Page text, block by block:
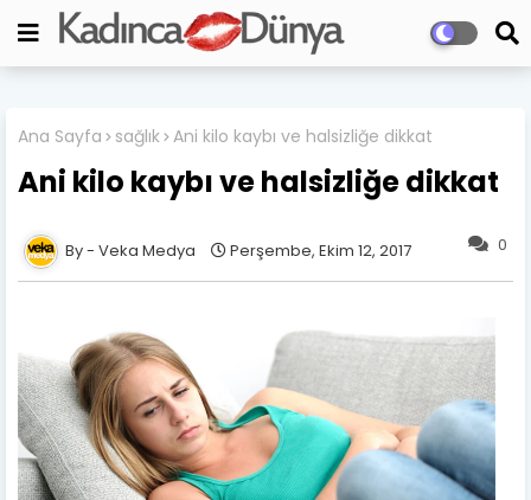
Ana Sayfa sağlık Ani kilo kaybı ve halsizliğe dikkat
Ani kilo kaybı ve halsizliğe dikkat
0
Veka Medya Perşembe, Ekim 12, 2017